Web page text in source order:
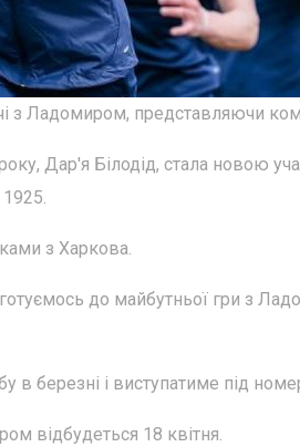
з Ладомиром, представляючи
Дар'я Білодід, стала новою
з Харкова.
до майбутньої гри з
в березні і виступатиме під
відбудеться 18 квітня.